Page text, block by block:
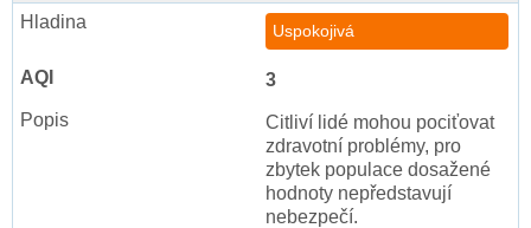
Uspokojivá
3
Citliví lidé mohou pociťovat
zdravotní problémy, pro
zbytek populace dosažené
hodnoty nepředstavují
nebezpečí.